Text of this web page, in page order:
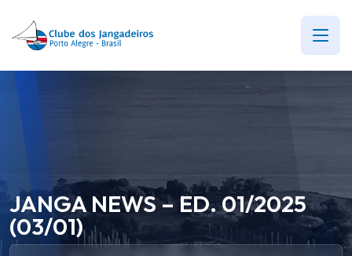
JANGA NEWS – ED. 01/2025
(03/01)